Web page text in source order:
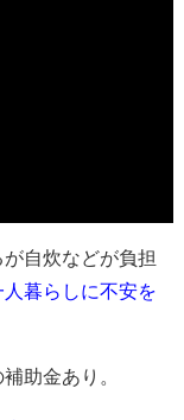
自炊などが負担
人暮らしに不安を
助金あり。